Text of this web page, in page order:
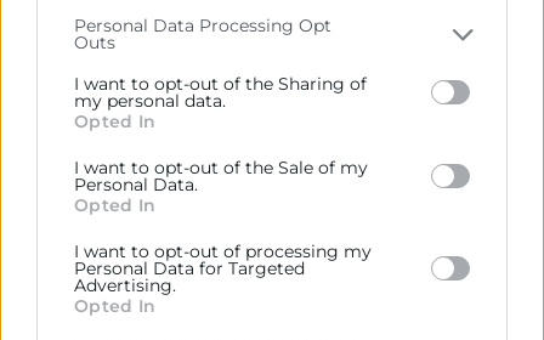
Please note that this website/app uses one or more
Google services and may gather and store information
including but not limited to your visit or usage
behaviour. You may click to grant or deny consent to
below specified purposes in below Google consent
section.
Personal Data Processing Opt
Outs
I want to opt-out of the Sharing of
my personal data.
Opted In
I want to opt-out of the Sale of my
Personal Data.
Opted In
I want to opt-out of processing my
Personal Data for Targeted
Advertising.
Opted In
Sesión online con enfoque eminentemente práctico,
basada en casos reales, recomendaciones aplicables y
herramientas útiles para empresas que quieren crecer
internacionalmente evitando errores habituales.
Programa
10:00
Internacionalización sin errores: cómo salir a